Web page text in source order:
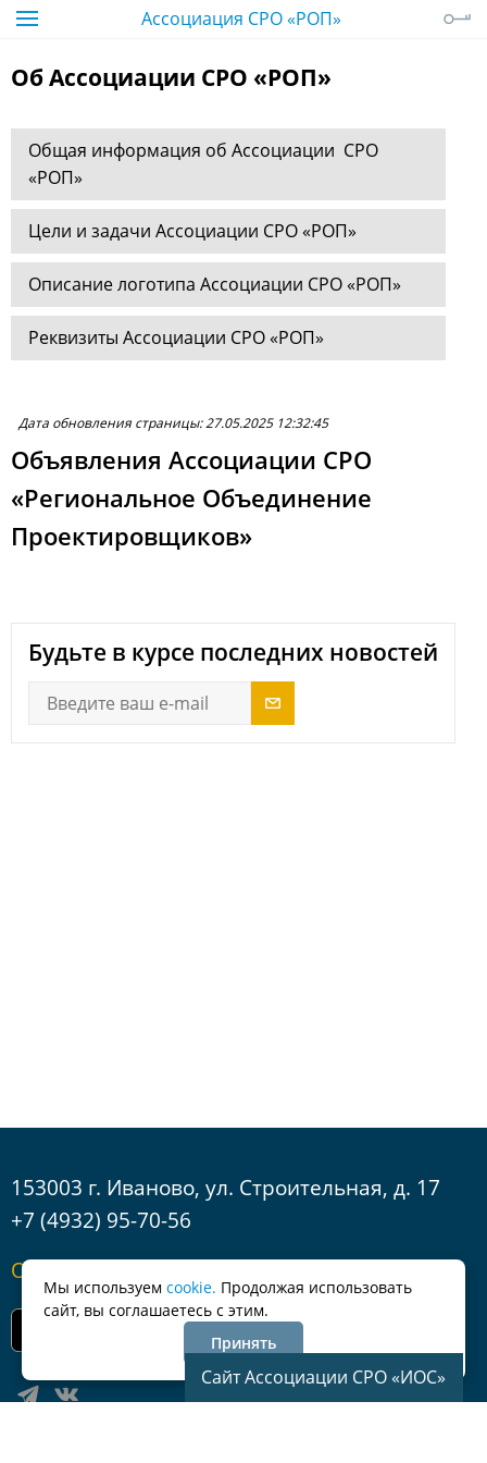
Ассоциация СРО «РОП»
Об Ассоциации СРО «РОП»
Общая информация об Ассоциации СРО
«РОП»
Цели и задачи Ассоциации СРО «РОП»
Описание логотипа Ассоциации СРО «РОП»
Реквизиты Ассоциации СРО «РОП»
Дата обновления страницы: 27.05.2025 12:32:45
Объявления Ассоциации СРО
«Региональное Объединение
Проектировщиков»
Будьте в курсе последних новостей
153003 г. Иваново, ул. Строительная, д. 17
+7 (4932) 95-70-56
Обратная связь
Сайт Ассоциации СРО «ИОС»
Мы используем cookie. Продолжая использовать
сайт, вы соглашаетесь с этим.
Принять